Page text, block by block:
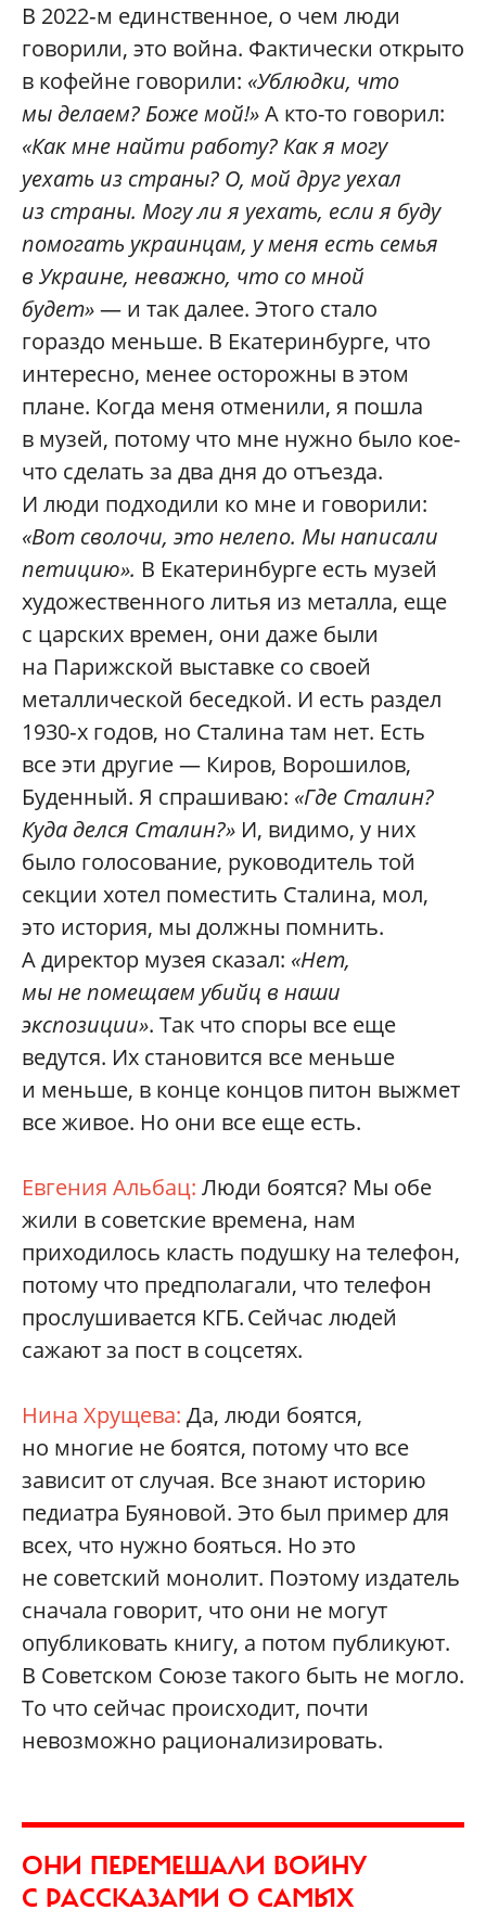
В 2022‑м единственное, о чем люди
говорили, это война. Фактически открыто
в кофейне говорили: «Ублюдки, что
мы делаем? Боже мой!»А кто-то говорил:
«Как мне найти работу? Как я могу
уехать из страны? О, мой друг уехал
из страны. Могу ли я уехать, если я буду
помогать украинцам, у меня есть семья
в Украине, неважно, что со мной
будет»— и так далее. Этого стало
гораздо меньше. В Екатеринбурге, что
интересно, менее осторожны в этом
плане. Когда меня отменили, я пошла
в музей, потому что мне нужно было кое-
что сделать за два дня до отъезда.
И люди подходили ко мне и говорили:
«Вот сволочи, это нелепо. Мы написали
петицию». В Екатеринбурге есть музей
художественного литья из металла, еще
с царских времен, они даже были
на Парижской выставке со своей
металлической беседкой. И есть раздел
1930‑х годов, но Сталина там нет. Есть
все эти другие — Киров, Ворошилов,
Буденный. Я спрашиваю: «Где Сталин?
Куда делся Сталин?» И, видимо, у них
было голосование, руководитель той
секции хотел поместить Сталина, мол,
это история, мы должны помнить.
А директор музея сказал: «Нет,
мы не помещаем убийц в наши
экспозиции». Так что споры все еще
ведутся. Их становится все меньше
и меньше, в конце концов питон выжмет
все живое. Но они все еще есть.
Евгения Альбац: Люди боятся? Мы обе
жили в советские времена, нам
приходилось класть подушку на телефон,
потому что предполагали, что телефон
прослушивается КГБ. Сейчас людей
сажают за пост в соцсетях.
Нина Хрущева: Да, люди боятся,
но многие не боятся, потому что все
зависит от случая. Все знают историю
педиатра Буяновой. Это был пример для
всех, что нужно бояться. Но это
не советский монолит. Поэтому издатель
сначала говорит, что они не могут
опубликовать книгу, а потом публикуют.
В Советском Союзе такого быть не могло.
То что сейчас происходит, почти
невозможно рационализировать.
ОНИ ПЕРЕМЕШАЛИ ВОЙНУ
С РАССКАЗАМИ О САМЫХ